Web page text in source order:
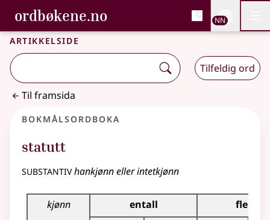
Gå til hovudinnhald
Tilgjenge
ordbøkene.no, Bokmålsordboka og
Bokmålsordboka og Nynorskordboka
NN
Artikkelside
Tilfeldig ord
Til framsida
Bokmålsordboka
statutt
substantivhankjønn eller intetkjønn
Bøyingstabell for dette substantivet
kjønn entall
flertall